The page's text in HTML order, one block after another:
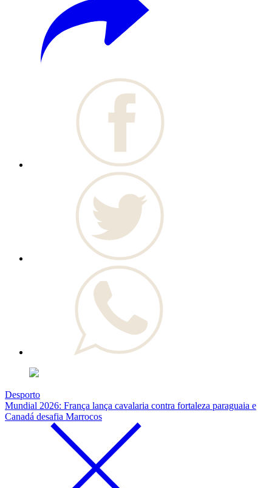
Desporto
Mundial 2026: França lança cavalaria contra fortaleza paraguaia e
Canadá desafia Marrocos